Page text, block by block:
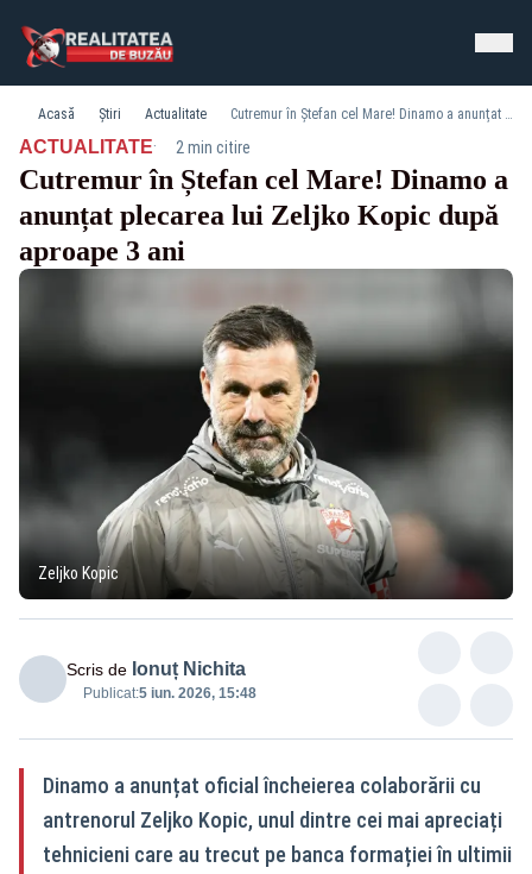
Acasă Știri Actualitate Cutremur în Ștefan cel Mare! Dinamo a anunțat plecarea lui Zeljko Kopic după aproape 3 ani
ACTUALITATE· 2 min citire
Cutremur în Ștefan cel Mare! Dinamo a
anunțat plecarea lui Zeljko Kopic după
aproape 3 ani
Zeljko Kopic
Scris de Ionuț Nichita
Publicat:5 iun. 2026, 15:48
Dinamo a anunțat oficial încheierea colaborării cu
antrenorul Zeljko Kopic, unul dintre cei mai apreciați
tehnicieni care au trecut pe banca formației în ultimii